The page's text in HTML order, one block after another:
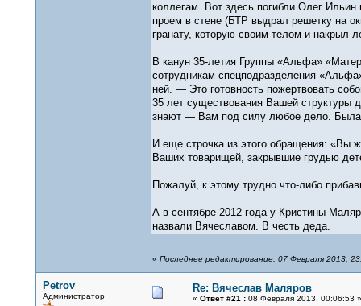
коллегам. Вот здесь погибли Олег
проем в стене (БТР выдрал решетку на
гранату, которую своим телом и накрыл
В канун 35-летия Группы «Альфа»
сотрудникам спецподразделения
ней. — Это готовность пожертвовать
35 лет существования Вашей структуры
знают — Вам под силу любое дело. Была
И еще строчка из этого обращения: «Вы
Ваших товарищей, закрывшие грудью
Пожалуй, к этому трудно что-либо
А в сентябре 2012 года у Кристины
назвали Вячеславом. В честь деда.
« Последнее редактирование: 07 Февраля 2013,
Petrov
Администратор
Re: Вячеслав Маляров
« Ответ #21 :08 Февраля 2013, 00:06:53 »